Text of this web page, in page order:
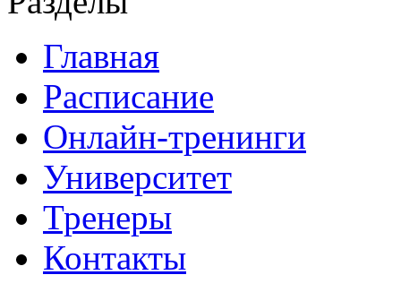
Главная
Расписание
Онлайн-тренинги
Университет
Тренеры
Контакты